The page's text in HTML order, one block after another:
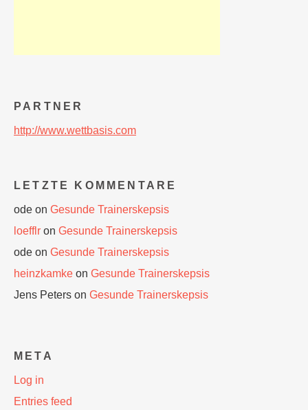
PARTNER
http://www.wettbasis.com
LETZTE KOMMENTARE
ode on Gesunde Trainerskepsis
loefflr on Gesunde Trainerskepsis
ode on Gesunde Trainerskepsis
heinzkamke on Gesunde Trainerskepsis
Jens Peters on Gesunde Trainerskepsis
META
Log in
Entries feed